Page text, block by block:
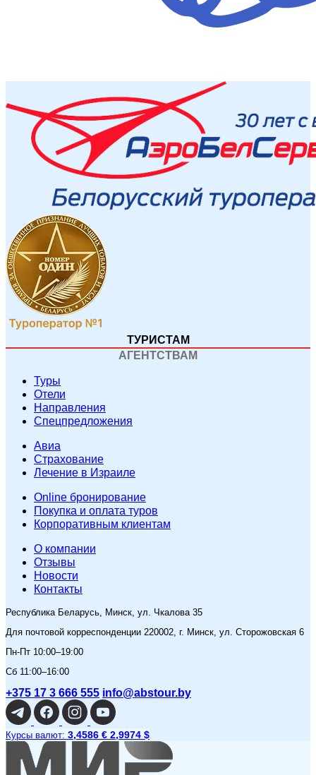
ТУРИСТАМ
АГЕНТСТВАМ
Туры
Отели
Направления
Спецпредложения
Авиа
Страхование
Лечение в Израиле
Online бронирование
Покупка и оплата туров
Корпоративным клиентам
O компании
Отзывы
Новости
Контакты
Республика Беларусь, Минск, ул. Чкалова 35
Для почтовой корреспонденции 220002, г. Минск, ул. Сторожовская 6
Пн-Пт 10:00–19:00
Сб 11:00–16:00
+375 17 3 666 555 info@abstour.by
Курсы валют: 3,4586 € 2,9974 $